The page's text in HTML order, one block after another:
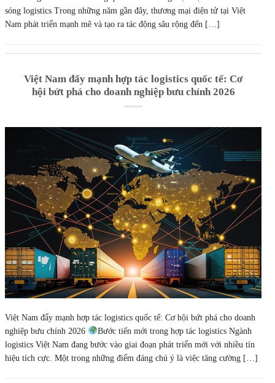
sóng logistics Trong những năm gần đây, thương mại điện tử tại Việt
Nam phát triển mạnh mẽ và tạo ra tác động sâu rộng đến […]
Việt Nam đẩy mạnh hợp tác logistics quốc tế: Cơ
hội bứt phá cho doanh nghiệp bưu chính 2026
Việt Nam đẩy mạnh hợp tác logistics quốc tế: Cơ hội bứt phá cho doanh
nghiệp bưu chính 2026
Bước tiến mới trong hợp tác logistics Ngành
logistics Việt Nam đang bước vào giai đoạn phát triển mới với nhiều tín
hiệu tích cực. Một trong những điểm đáng chú ý là việc tăng cường […]